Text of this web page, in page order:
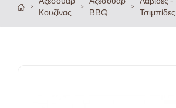
>
Κουζίνας
>
BBQ
>
Τσιμπίδες